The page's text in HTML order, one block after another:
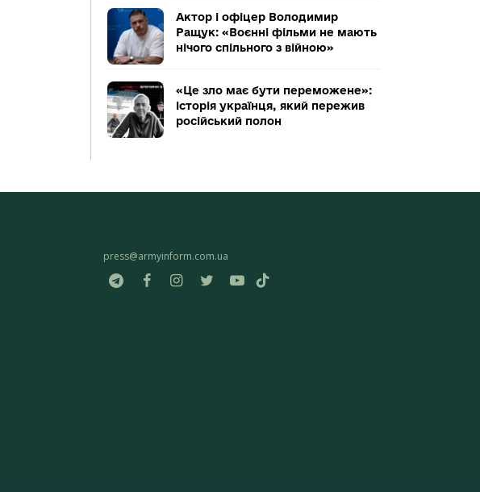
Актор і офіцер Володимир
Ращук: «Воєнні фільми не мають
нічого спільного з війною»
«Це зло має бути переможене»:
історія українця, який пережив
російський полон
press@armyinform.com.ua